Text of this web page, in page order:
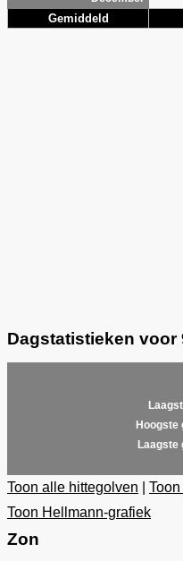
Gemiddeld
Dagstatistieken voor
Hoogste
Laagste
Toon alle hittegolven
Toon Hellmann-grafiek
Zon